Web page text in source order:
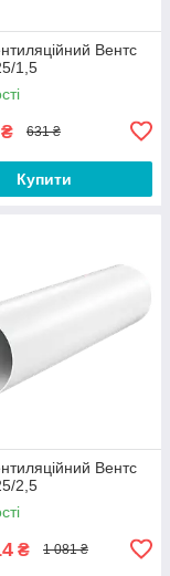
Вентс
1,5
₴ 631 ₴
Купити
Вентс
2,5
₴ 1 081 ₴